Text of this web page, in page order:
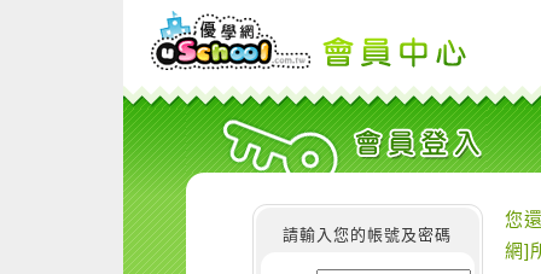
請輸入您的帳號及密碼
您
網]